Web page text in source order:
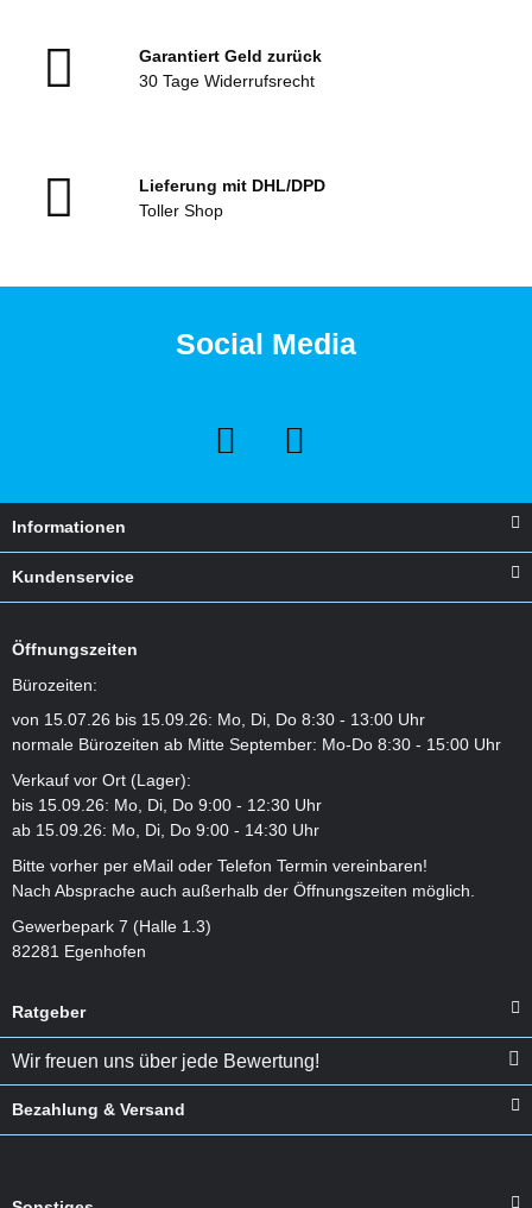
Garantiert Geld zurück
30 Tage Widerrufsrecht
Lieferung mit DHL/DPD
Toller Shop
Social Media
Informationen
Kundenservice
Öffnungszeiten
Bürozeiten:
von 15.07.26 bis 15.09.26: Mo, Di, Do 8:30 - 13:00 Uhr
normale Bürozeiten ab Mitte September: Mo-Do 8:30 - 15:00 Uhr
Verkauf vor Ort (Lager):
bis 15.09.26: Mo, Di, Do 9:00 - 12:30 Uhr
ab 15.09.26: Mo, Di, Do 9:00 - 14:30 Uhr
Bitte vorher per eMail oder Telefon Termin vereinbaren!
Nach Absprache auch außerhalb der Öffnungszeiten möglich.
Gewerbepark 7 (Halle 1.3)
82281 Egenhofen
Ratgeber
Wir freuen uns über jede Bewertung!
Bezahlung & Versand